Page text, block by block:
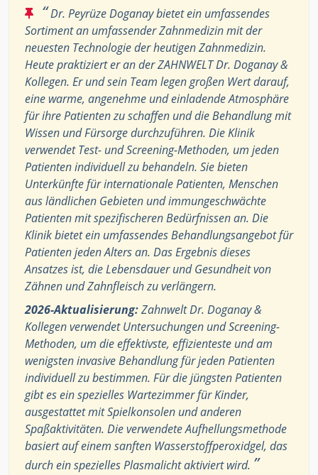
“Dr. Peyrüze Doganay bietet ein umfassendes
Sortiment an umfassender Zahnmedizin mit der
neuesten Technologie der heutigen Zahnmedizin.
Heute praktiziert er an der ZAHNWELT Dr. Doganay &
Kollegen. Er und sein Team legen großen Wert darauf,
eine warme, angenehme und einladende Atmosphäre
für ihre Patienten zu schaffen und die Behandlung mit
Wissen und Fürsorge durchzuführen. Die Klinik
verwendet Test- und Screening-Methoden, um jeden
Patienten individuell zu behandeln. Sie bieten
Unterkünfte für internationale Patienten, Menschen
aus ländlichen Gebieten und immungeschwächte
Patienten mit spezifischeren Bedürfnissen an. Die
Klinik bietet ein umfassendes Behandlungsangebot für
Patienten jeden Alters an. Das Ergebnis dieses
Ansatzes ist, die Lebensdauer und Gesundheit von
Zähnen und Zahnfleisch zu verlängern.
2026-Aktualisierung:Zahnwelt Dr. Doganay &
Kollegen verwendet Untersuchungen und Screening-
Methoden, um die effektivste, effizienteste und am
wenigsten invasive Behandlung für jeden Patienten
individuell zu bestimmen. Für die jüngsten Patienten
gibt es ein spezielles Wartezimmer für Kinder,
ausgestattet mit Spielkonsolen und anderen
Spaßaktivitäten. Die verwendete Aufhellungsmethode
basiert auf einem sanften Wasserstoffperoxidgel, das
durch ein spezielles Plasmalicht aktiviert wird. ”